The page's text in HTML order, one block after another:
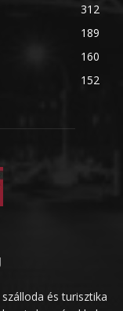
312
189
160
152
és turisztika